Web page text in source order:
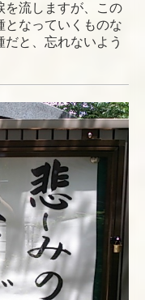
を流しますが、この
となっていくものな
と、忘れないよう